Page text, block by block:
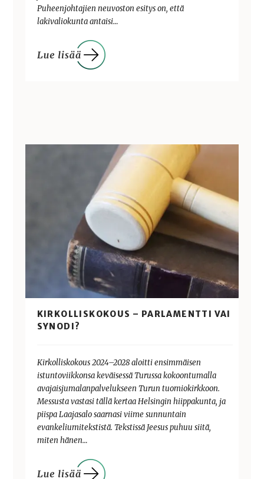
Puheenjohtajien neuvoston esitys on, että
lakivaliokunta antaisi…
KIRKOLLISKOKOUS – PARLAMENTTI VAI
SYNODI?
Kirkolliskokous 2024–2028 aloitti ensimmäisen
istuntoviikkonsa keväisessä Turussa kokoontumalla
avajaisjumalanpalvelukseen Turun tuomiokirkkoon.
Messusta vastasi tällä kertaa Helsingin hiippakunta, ja
piispa Laajasalo saarnasi viime sunnuntain
evankeliumitekstistä. Tekstissä Jeesus puhuu siitä,
miten hänen…